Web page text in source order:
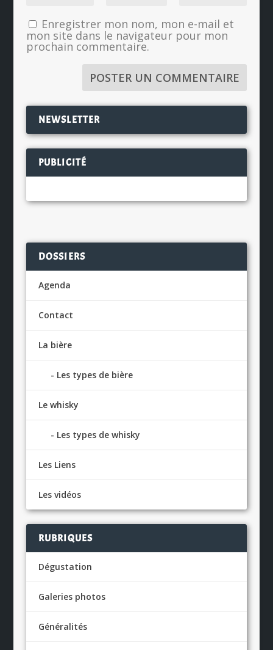
Enregistrer mon nom, mon e-mail et
mon site dans le navigateur pour mon
prochain commentaire.
NEWSLETTER
PUBLICITÉ
DOSSIERS
Agenda
Contact
La bière
Les types de bière
Le whisky
Les types de whisky
Les Liens
Les vidéos
RUBRIQUES
Dégustation
Galeries photos
Généralités